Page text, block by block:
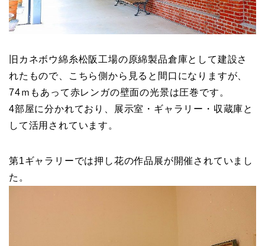
旧カネボウ綿糸松阪工場の原綿製品倉庫として建設さ
れたもので、こちら側から見ると間口になりますが、
74ｍもあって赤レンガの壁面の光景は圧巻です。
4部屋に分かれており、展示室・ギャラリー・収蔵庫と
して活用されています。
第1ギャラリーでは押し花の作品展が開催されていまし
た。